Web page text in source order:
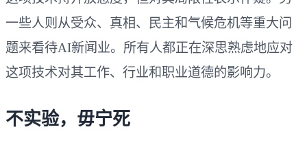
一些人则从受众、真相、民主和气候危机等重大问
题来看待AI新闻业。所有人都正在深思熟虑地应对
这项技术对其工作、行业和职业道德的影响力。
不实验，毋宁死